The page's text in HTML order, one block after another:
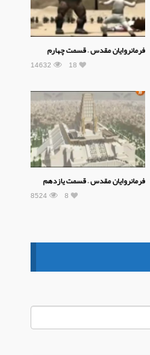
فرمانروایان مقدس – قسمت چهارم
14632 18
فرمانروایان مقدس – قسمت یازدهم
8524 8